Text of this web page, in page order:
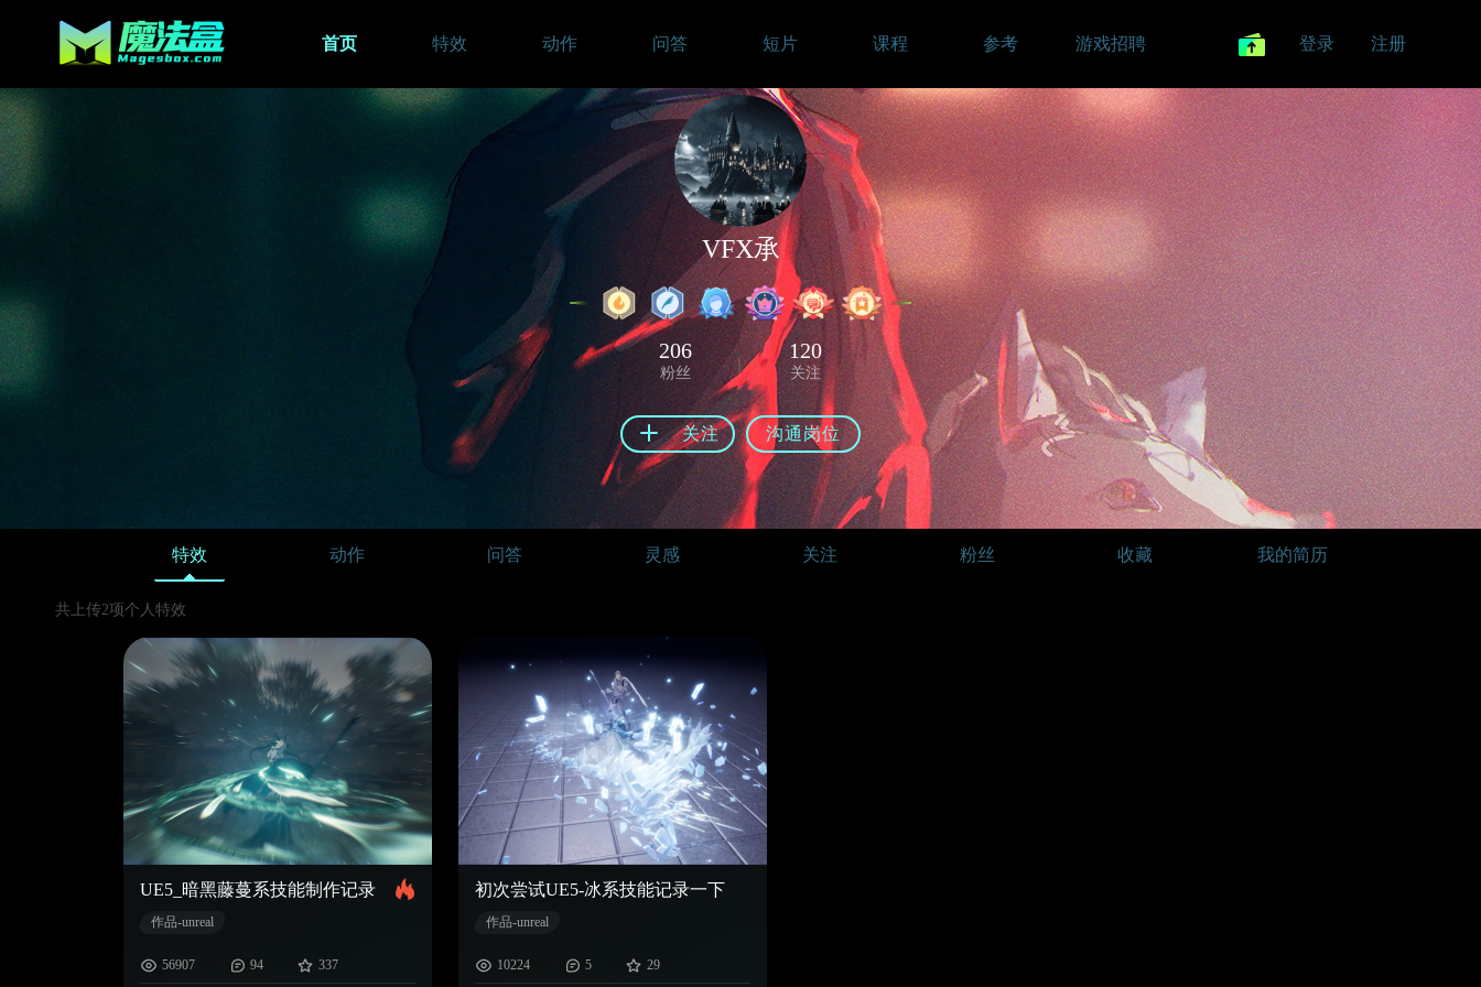
首页 特效 动作 问答 短片 课程 参考 游戏招聘 登录 注册
VFX承
206
粉丝
120
关注
关注 沟通岗位
特效 动作 问答 灵感 关注 粉丝 收藏 我的简历
共上传2项个人特效
UE5_暗黑藤蔓系技能制作记录
作品-unreal
56907 94 337
初次尝试UE5-冰系技能记录一下
作品-unreal
10224 5 29